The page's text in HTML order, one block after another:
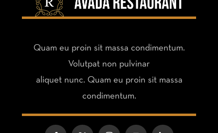
Quam eu proin sit massa condimentum.
Volutpat non pulvinar
aliquet nunc. Quam eu proin sit massa
condimentum.